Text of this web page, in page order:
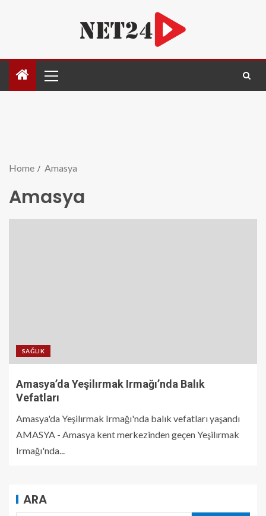
Home Amasya
Amasya
SAĞLIK
Amasya’da Yeşilırmak Irmağı’nda Balık
Vefatları
Amasya'da Yeşilırmak Irmağı'nda balık vefatları yaşandı
AMASYA - Amasya kent merkezinden geçen Yeşilırmak
Irmağı'nda...
ARA